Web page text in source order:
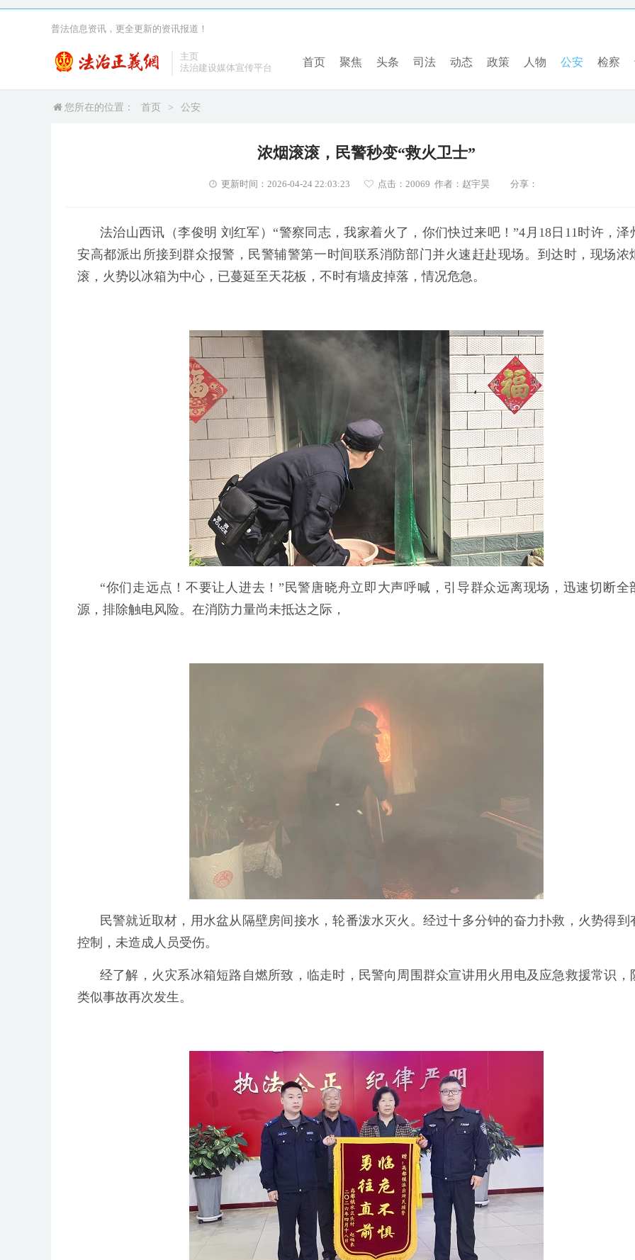
主页
法治建设媒体宣传平台
首页 聚焦 头条 司法 动态 政策 人物 公安 检察
普法信息资讯，更全更新的资讯报道！
您所在的位置： 首页 > 公安
浓烟滚滚，民警秒变“救火卫士”
更新时间：2026-04-24 22:03:23 点击： 20069 作者：赵宇昊 分享：
法治山西讯（李俊明 刘红军）“警察同志，我家着火了，你们快过来吧！”4月18日11时许，泽
安高都派出所接到群众报警，民警辅警第一时间联系消防部门并火速赶赴现场。到达时，现场浓
滚，火势以冰箱为中心，已蔓延至天花板，不时有墙皮掉落，情况危急。
“你们走远点！不要让人进去！”民警唐晓舟立即大声呼喊，引导群众远离现场，迅速切断全
源，排除触电风险。在消防力量尚未抵达之际，
民警就近取材，用水盆从隔壁房间接水，轮番泼水灭火。经过十多分钟的奋力扑救，火势得到
控制，未造成人员受伤。
经了解，火灾系冰箱短路自燃所致，临走时，民警向周围群众宣讲用火用电及应急救援常识，
类似事故再次发生。